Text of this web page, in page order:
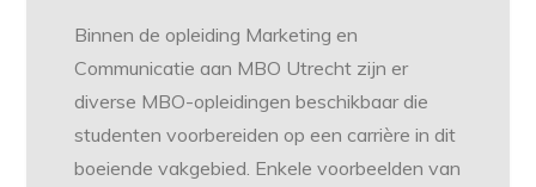
Binnen de opleiding Marketing en
Communicatie aan MBO Utrecht zijn er
diverse MBO-opleidingen beschikbaar die
studenten voorbereiden op een carrière in dit
boeiende vakgebied. Enkele voorbeelden van